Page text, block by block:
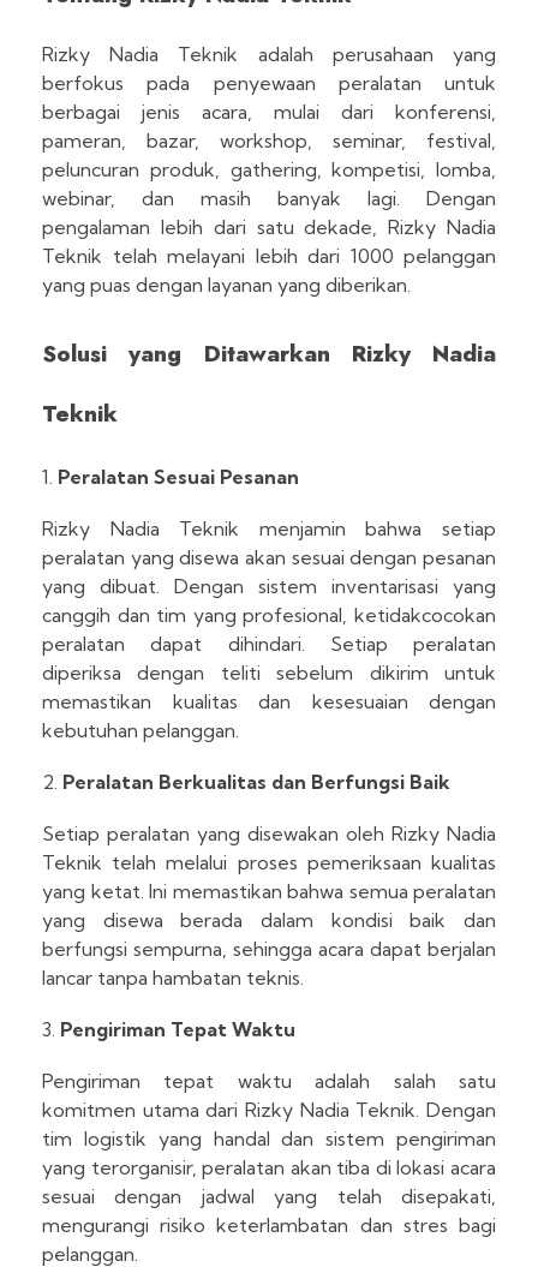
Rizky Nadia Teknik adalah perusahaan yang
berfokus pada penyewaan peralatan untuk
berbagai jenis acara, mulai dari konferensi,
pameran, bazar, workshop, seminar, festival,
peluncuran produk, gathering, kompetisi, lomba,
webinar, dan masih banyak lagi. Dengan
pengalaman lebih dari satu dekade, Rizky Nadia
Teknik telah melayani lebih dari 1000 pelanggan
yang puas dengan layanan yang diberikan.
Solusi yang Ditawarkan Rizky Nadia
Teknik
Peralatan Sesuai Pesanan
Rizky Nadia Teknik menjamin bahwa setiap
peralatan yang disewa akan sesuai dengan pesanan
yang dibuat. Dengan sistem inventarisasi yang
canggih dan tim yang profesional, ketidakcocokan
peralatan dapat dihindari. Setiap peralatan
diperiksa dengan teliti sebelum dikirim untuk
memastikan kualitas dan kesesuaian dengan
kebutuhan pelanggan.
Peralatan Berkualitas dan Berfungsi Baik
Setiap peralatan yang disewakan oleh Rizky Nadia
Teknik telah melalui proses pemeriksaan kualitas
yang ketat. Ini memastikan bahwa semua peralatan
yang disewa berada dalam kondisi baik dan
berfungsi sempurna, sehingga acara dapat berjalan
lancar tanpa hambatan teknis.
Pengiriman Tepat Waktu
Pengiriman tepat waktu adalah salah satu
komitmen utama dari Rizky Nadia Teknik. Dengan
tim logistik yang handal dan sistem pengiriman
yang terorganisir, peralatan akan tiba di lokasi acara
sesuai dengan jadwal yang telah disepakati,
mengurangi risiko keterlambatan dan stres bagi
pelanggan.